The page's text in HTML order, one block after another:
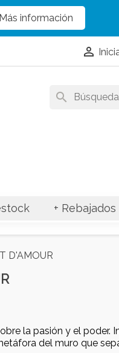
Más información

search
+ Rebajados
D'AMOUR
la pasión y el poder.
del muro que